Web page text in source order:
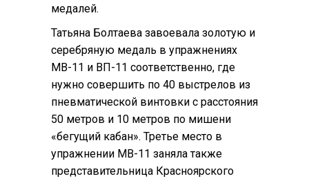
медалей.
Татьяна Болтаева завоевала золотую и
серебряную медаль в упражнениях
МВ-11 и ВП-11 соответственно, где
нужно совершить по 40 выстрелов из
пневматической винтовки с расстояния
50 метров и 10 метров по мишени
«бегущий кабан». Третье место в
упражнении МВ-11 заняла также
представительница Красноярского